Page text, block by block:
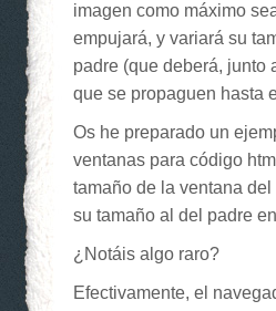
imagen como máximo
empujará, y variará su
padre (que deberá, junto
que se propaguen hasta
Os he preparado un
ventanas para código
tamaño de la ventana
su tamaño al del padre
¿Notáis algo raro?
Efectivamente, el